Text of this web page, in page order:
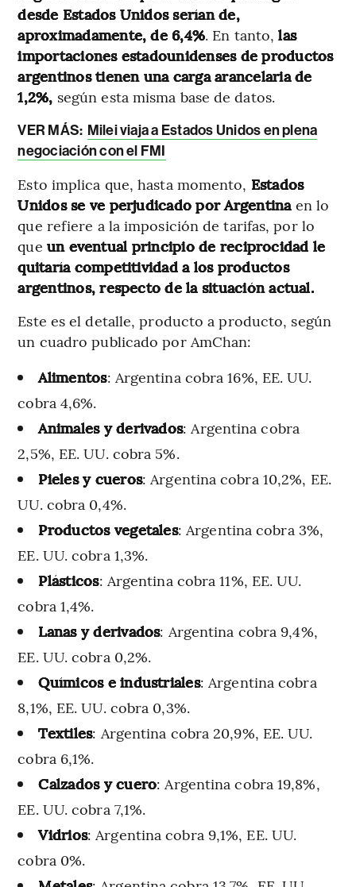
desde Estados Unidos serían de,
aproximadamente, de 6,4%. En tanto,las
importaciones estadounidenses de productos
argentinos tienen una carga arancelaria de
1,2%, según esta misma base de datos.
VER MÁS: Milei viaja a Estados Unidos en plena
negociación con el FMI
Esto implica que, hasta momento, Estados
Unidos se ve perjudicado por Argentina en lo
que refiere a la imposición de tarifas, por lo
que un eventual principio de reciprocidad le
quitaría competitividad a los productos
argentinos, respecto de la situación actual.
Este es el detalle, producto a producto, según
un cuadro publicado por AmChan:
Alimentos: Argentina cobra 16%, EE. UU.
cobra 4,6%.
Animales y derivados: Argentina cobra
2,5%, EE. UU. cobra 5%.
Pieles y cueros: Argentina cobra 10,2%, EE.
UU. cobra 0,4%.
Productos vegetales: Argentina cobra 3%,
EE. UU. cobra 1,3%.
Plásticos: Argentina cobra 11%, EE. UU.
cobra 1,4%.
Lanas y derivados: Argentina cobra 9,4%,
EE. UU. cobra 0,2%.
Químicos e industriales: Argentina cobra
8,1%, EE. UU. cobra 0,3%.
Textiles: Argentina cobra 20,9%, EE. UU.
cobra 6,1%.
Calzados y cuero: Argentina cobra 19,8%,
EE. UU. cobra 7,1%.
Vidrios: Argentina cobra 9,1%, EE. UU.
cobra 0%.